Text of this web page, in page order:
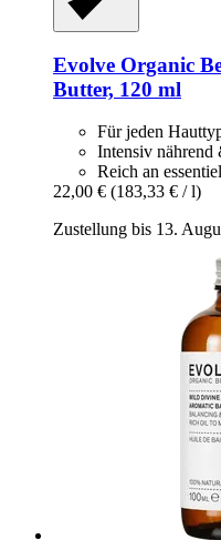
Evolve Organic
Butter, 120 ml
Für jeden
Intensiv nährend
Reich an
22,00 € (183,33 € / l)
Zustellung bis 13.